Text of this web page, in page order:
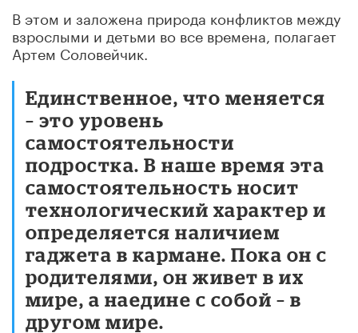
В этом и заложена природа конфликтов между
взрослыми и детьми во все времена, полагает
Артем Соловейчик.
Единственное, что меняется
– это уровень
самостоятельности
подростка. В наше время эта
самостоятельность носит
технологический характер и
определяется наличием
гаджета в кармане. Пока он с
родителями, он живет в их
мире, а наедине с собой – в
другом мире.